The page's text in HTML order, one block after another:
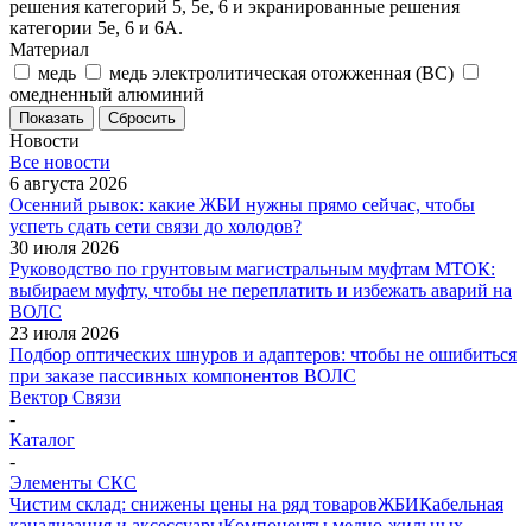
решения категорий 5, 5е, 6 и экранированные решения
категории 5е, 6 и 6А.
Материал
медь
медь электролитическая отожженная (BC)
омедненный алюминий
Показать Сбросить
Новости
Все новости
6 августа 2026
Осенний рывок: какие ЖБИ нужны прямо сейчас, чтобы
успеть сдать сети связи до холодов?
30 июля 2026
Руководство по грунтовым магистральным муфтам МТОК:
выбираем муфту, чтобы не переплатить и избежать аварий на
ВОЛС
23 июля 2026
Подбор оптических шнуров и адаптеров: чтобы не ошибиться
при заказе пассивных компонентов ВОЛС
Вектор Связи
-
Каталог
-
Элементы СКС
Чистим склад: снижены цены на ряд товаровЖБИКабельная